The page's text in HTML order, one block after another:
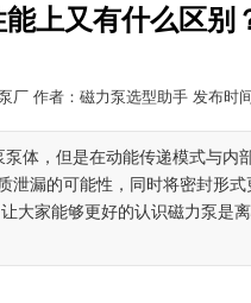
上又有什么区别
厂 作者：磁力泵选型助手 发布时
体，但是在动能传递模式与内
漏的可能性，同时将密封形
大家能够更好的认识磁力泵是